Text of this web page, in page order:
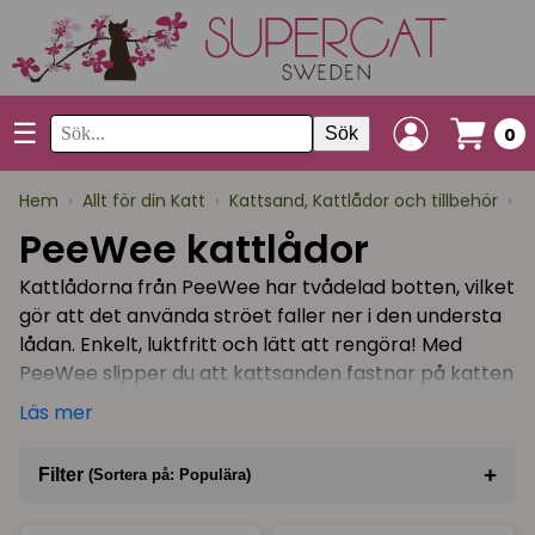
☰ Sök 0
Hem › Allt för din Katt › Kattsand, Kattlådor och tillbehör ›
PeeWee kattlådor
Kattlådorna från PeeWee har tvådelad botten, vilket
gör att det använda ströet faller ner i den understa
lådan. Enkelt, luktfritt och lätt att rengöra! Med
PeeWee slipper du att kattsanden fastnar på katten
och sprids i lägenheten/huset. PeeWee pellets
svenska träd och räcker länge. Förbrukat strö
Läs mer
Filter (Sortera på: Populära) +